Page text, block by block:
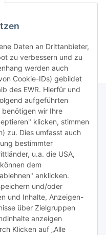
Daten an Drittanbieter,
zu verbessern und zu
werden auch
Cookie-IDs) gebildet
des EWR. Hierfür und
aufgeführten
wir Ihre
klicken, stimmen
zu. Dies umfasst auch
bestimmter
u.a. die USA,
dem
anklicken.
und/oder
und Inhalte, Anzeigen-
über Zielgruppen
anzeigen
Klicken auf „Alle